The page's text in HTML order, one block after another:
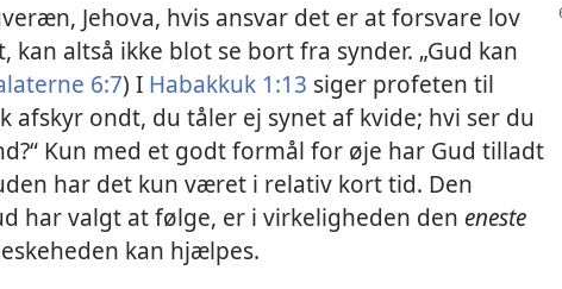
Jehova, hvis ansvar det er at forsvare lov
kan altså ikke blot se bort fra synder. „Gud kan
6:7) I Habakkuk 1:13 siger profeten til
afskyr ondt, du tåler ej synet af kvide; hvi ser du
Kun med et godt formål for øje har Gud tilladt
har det kun været i relativ kort tid. Den
har valgt at følge, er i virkeligheden den eneste
kan hjælpes.